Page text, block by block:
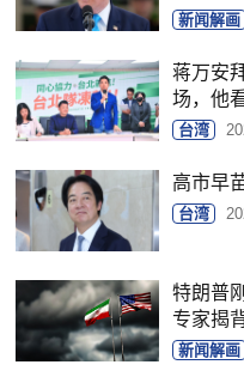
新闻解画
蒋万安
场，他
台湾
高市早
台湾
特朗普
专家揭
新闻解画